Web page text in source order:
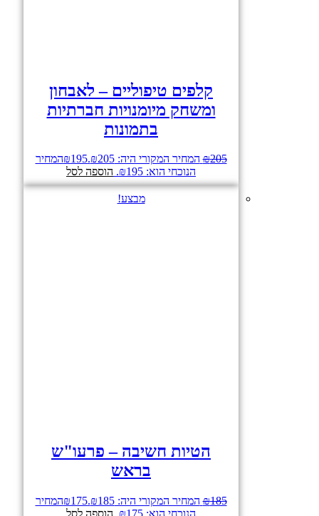
קלפים טיפוליים – לאבחון
ומשחק מיומנויות חברתיות
בתמונות
₪205 המחיר המקורי היה: ₪205. ₪195
המחיר
הנוכחי הוא: ₪195.
הוספה לסל
מבצע!
הטיות חשיבה – פרעו"ש
בראש
₪185 המחיר המקורי היה: ₪185. ₪175
המחיר